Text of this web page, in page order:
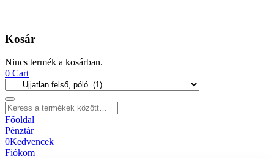
Kosár
Nincs termék a kosárban.
0 Cart
Főoldal
Pénztár
0Kedvencek
Fiókom